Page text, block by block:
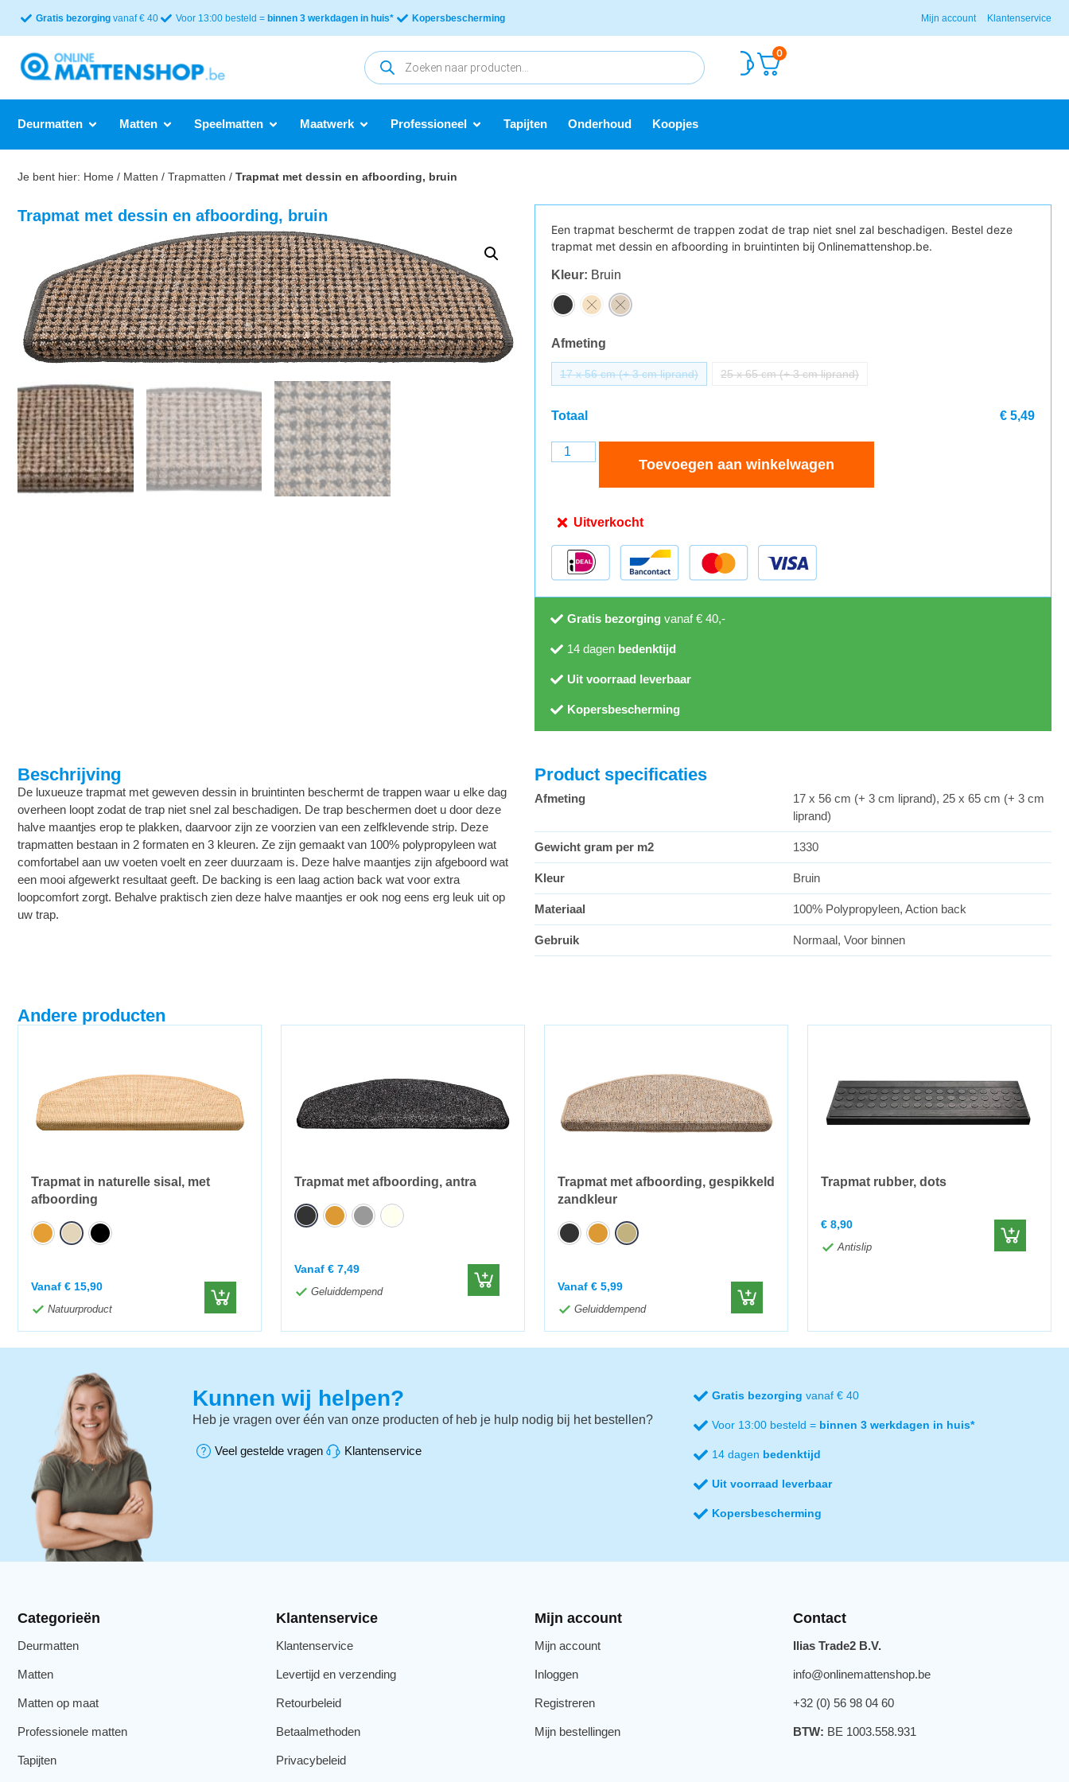
Gratis bezorging vanaf € 40 Voor 13:00 besteld = binnen 3 werkdagen in huis* Kopersbescherming Mijn account Klantenservice
0
Deurmatten Matten Speelmatten Maatwerk Professioneel Tapijten Onderhoud Koopjes
Je bent hier: Home / Matten / Trapmatten / Trapmat met dessin en afboording, bruin
Trapmat met dessin en afboording, bruin
Een trapmat beschermt de trappen zodat de trap niet snel zal beschadigen. Bestel deze
trapmat met dessin en afboording in bruintinten bij Onlinemattenshop.be.
Kleur: Bruin
Afmeting
17 x 56 cm (+ 3 cm liprand) 25 x 65 cm (+ 3 cm liprand)
Totaal € 5,49
Toevoegen aan winkelwagen
Uitverkocht
Gratis bezorging vanaf € 40,-
14 dagen bedenktijd
Uit voorraad leverbaar
Kopersbescherming
Beschrijving
De luxueuze trapmat met geweven dessin in bruintinten beschermt de trappen waar u elke dag
overheen loopt zodat de trap niet snel zal beschadigen. De trap beschermen doet u door deze
halve maantjes erop te plakken, daarvoor zijn ze voorzien van een zelfklevende strip. Deze
trapmatten bestaan in 2 formaten en 3 kleuren. Ze zijn gemaakt van 100% polypropyleen wat
comfortabel aan uw voeten voelt en zeer duurzaam is. Deze halve maantjes zijn afgeboord wat
een mooi afgewerkt resultaat geeft. De backing is een laag action back wat voor extra
loopcomfort zorgt. Behalve praktisch zien deze halve maantjes er ook nog eens erg leuk uit op
uw trap.
Product specificaties
Afmeting
17 x 56 cm (+ 3 cm liprand), 25 x 65 cm (+ 3 cm
liprand)
Gewicht gram per m2 1330
Kleur Bruin
Materiaal 100% Polypropyleen, Action back
Gebruik Normaal, Voor binnen
Andere producten
Trapmat in naturelle sisal, met
afboording
Vanaf € 15,90
Natuurproduct
Trapmat met afboording, antra
Vanaf € 7,49
Geluiddempend
Trapmat met afboording, gespikkeld
zandkleur
Vanaf € 5,99
Geluiddempend
Trapmat rubber, dots
€ 8,90
Antislip
Kunnen wij helpen?
Heb je vragen over één van onze producten of heb je hulp nodig bij het bestellen?
Veel gestelde vragen Klantenservice
Gratis bezorging vanaf € 40
Voor 13:00 besteld = binnen 3 werkdagen in huis*
14 dagen bedenktijd
Uit voorraad leverbaar
Kopersbescherming
Categorieën
Deurmatten
Matten
Matten op maat
Professionele matten
Tapijten
Klantenservice
Klantenservice
Levertijd en verzending
Retourbeleid
Betaalmethoden
Privacybeleid
Mijn account
Mijn account
Inloggen
Registreren
Mijn bestellingen
Contact
Ilias Trade2 B.V.
info@onlinemattenshop.be
+32 (0) 56 98 04 60
BTW: BE 1003.558.931